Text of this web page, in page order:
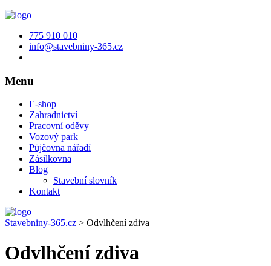
775 910 010
info@stavebniny-365.cz
Menu
E-shop
Zahradnictví
Pracovní oděvy
Vozový park
Půjčovna nářadí
Zásilkovna
Blog
Stavební slovník
Kontakt
Stavebniny-365.cz > Odvlhčení zdiva
Odvlhčení zdiva